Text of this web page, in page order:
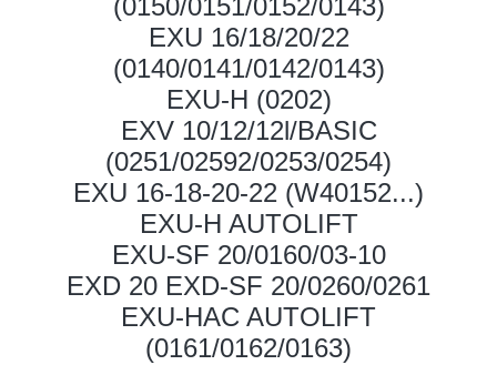
(0150/0151/0152/0143)
EXU 16/18/20/22
(0140/0141/0142/0143)
EXU-H (0202)
EXV 10/12/12l/BASIC
(0251/02592/0253/0254)
EXU 16-18-20-22 (W40152...)
EXU-H AUTOLIFT
EXU-SF 20/0160/03-10
EXD 20 EXD-SF 20/0260/0261
EXU-HAC AUTOLIFT
(0161/0162/0163)